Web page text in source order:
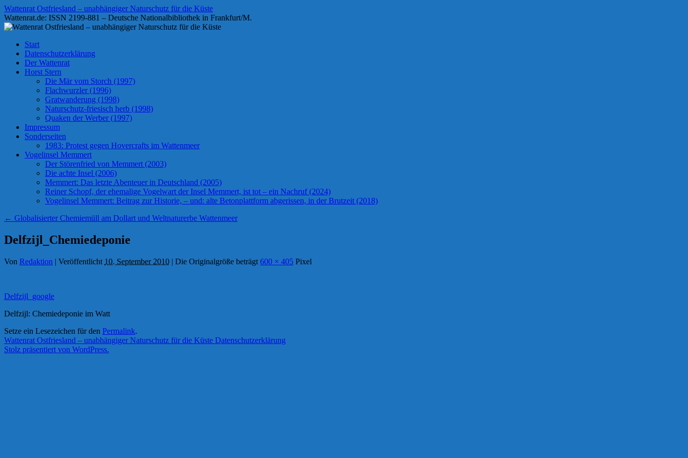
Zum
Inhalt
springen
Wattenrat Ostfriesland – unabhängiger Naturschutz für die Küste
Wattenrat.de: ISSN 2199-881 – Deutsche Nationalbibliothek in Frankfurt/M.
Start
Datenschutzerklärung
Der Wattenrat
Horst Stern
Die Mär vom Storch (1997)
Flachwurzler (1996)
Gratwanderung (1998)
Naturschutz-friesisch herb (1998)
Quaken der Werber (1997)
Impressum
Sonderseiten
1983: Protest gegen Hovercrafts im Wattenmeer
Vogelinsel Memmert
Der Störenfried von Memmert (2003)
Die achte Insel (2006)
Memmert: Das letzte Abenteuer in Deutschland (2005)
Reiner Schopf, der ehemalige Vogelwart der Insel Memmert, ist tot – ein Nachruf (2024)
Vogelinsel Memmert: Beitrag zur Historie, – und: alte Betonplattform abgerissen, in der Brutzeit (2018)
← Globalisierter Chemiemüll am Dollart und Weltnaturerbe Wattenmeer
Delfzijl_Chemiedeponie
Von Redaktion | Veröffentlicht 10. September 2010 | Die Originalgröße beträgt 600 × 405 Pixel
Delfzijl_google
Delfzijl: Chemiedeponie im Watt
Setze ein Lesezeichen für den Permalink.
Wattenrat Ostfriesland – unabhängiger Naturschutz für die Küste Datenschutzerklärung
Stolz präsentiert von WordPress.